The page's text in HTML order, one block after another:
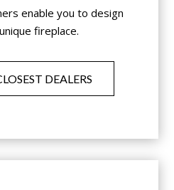
enable you to design
fireplace.
DEALERS